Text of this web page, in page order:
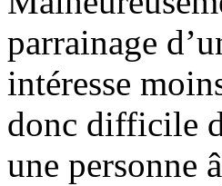
parrainage
intéresse
donc difficile
une personne